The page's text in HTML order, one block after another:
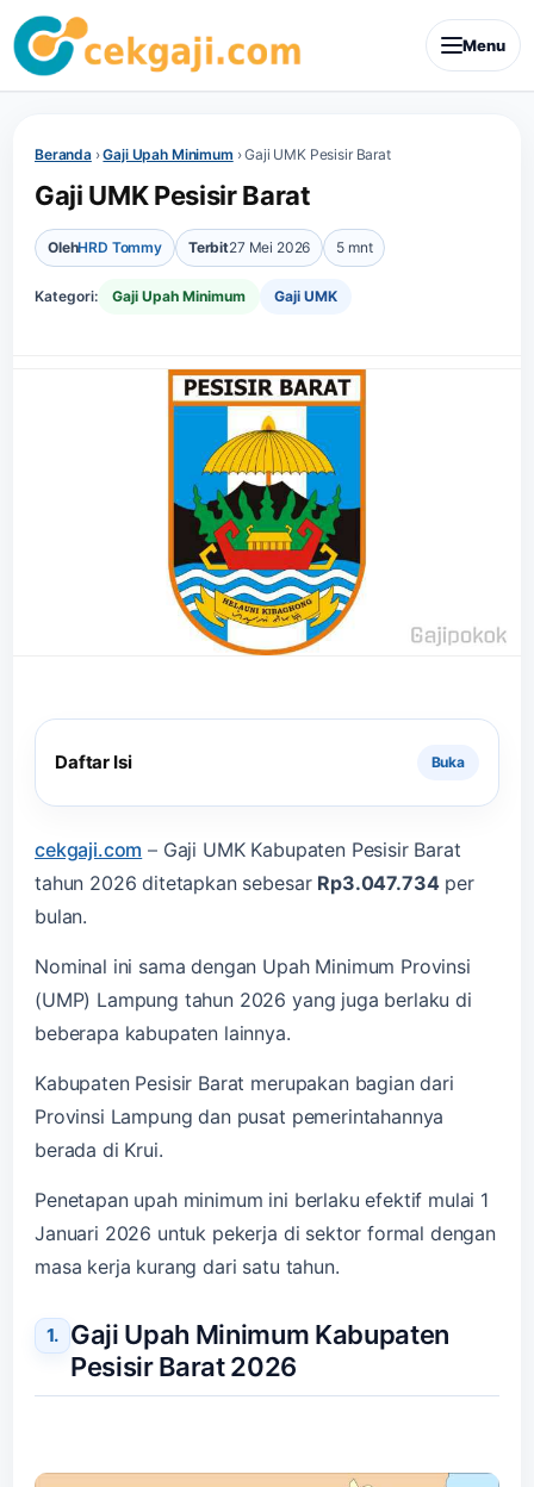
Menu
Beranda›Gaji Upah Minimum ›Gaji UMK Pesisir Barat
Gaji UMK Pesisir Barat
OlehHRD Tommy Terbit27 Mei 2026 5 mnt
Kategori: Gaji Upah Minimum Gaji UMK
Daftar Isi
cekgaji.com – Gaji UMK Kabupaten Pesisir Barat
tahun 2026 ditetapkan sebesar Rp3.047.734per
bulan.
Nominal ini sama dengan Upah Minimum Provinsi
(UMP) Lampung tahun 2026 yang juga berlaku di
beberapa kabupaten lainnya.
Kabupaten Pesisir Barat merupakan bagian dari
Provinsi Lampung dan pusat pemerintahannya
berada di Krui.
Penetapan upah minimum ini berlaku efektif mulai 1
Januari 2026 untuk pekerja di sektor formal dengan
masa kerja kurang dari satu tahun.
Gaji Upah Minimum Kabupaten
Pesisir Barat 2026